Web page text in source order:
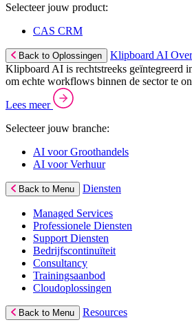
Selecteer jouw product:
CAS CRM
Back to Oplossingen
Klipboard AI
Klipboard AI is rechtstreeks geïntegreerd
om echte workflows binnen de sector te
Lees meer
Selecteer jouw branche:
AI voor Groothandels
AI voor Verhuur
Back to Menu Diensten
Managed Services
Professionele Diensten
Support Diensten
Bedrijfscontinuïteit
Consultancy
Trainingsaanbod
Cloudoplossingen
Back to Menu Resources